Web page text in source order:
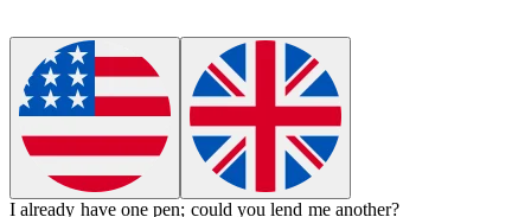
I already have one pen; could you lend me another?